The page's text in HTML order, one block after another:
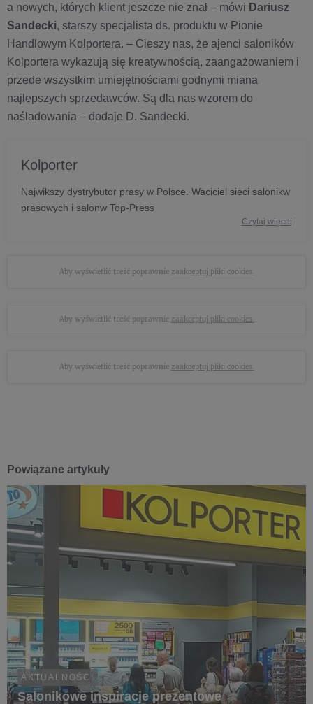
a nowych, których klient jeszcze nie znał – mówi Dariusz
Sandecki, starszy specjalista ds. produktu w Pionie
Handlowym Kolportera. – Cieszy nas, że ajenci saloników
Kolportera wykazują się kreatywnością, zaangażowaniem i
przede wszystkim umiejętnościami godnymi miana
najlepszych sprzedawców. Są dla nas wzorem do
naśladowania – dodaje D. Sandecki.
Kolporter
Najwikszy dystrybutor prasy w Polsce. Waciciel sieci salonikw
prasowych i salonw Top-Press
Czytaj więcej
Aby wyświetlić treść poprawnie zaakceptuj pliki cookies.
Aby wyświetlić treść poprawnie zaakceptuj pliki cookies.
Aby wyświetlić treść poprawnie zaakceptuj pliki cookies.
Powiązane artykuły
AKTUALNOŚCI
Salonikowe inspiracje prezentowe